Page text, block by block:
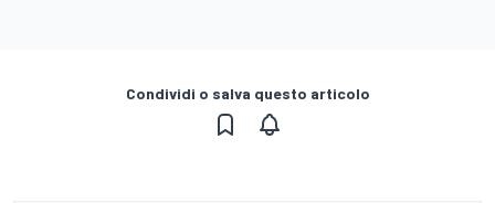
Condividi o salva questo articolo